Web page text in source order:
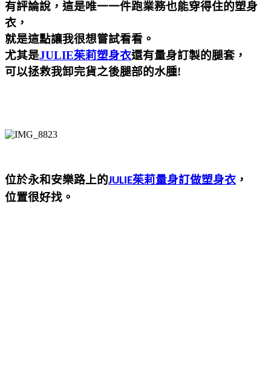
有評論說，這是唯一一件跑業務也能穿得住的塑身
衣，
就是這點讓我很想嘗試看看。
尤其是JULIE茱莉塑身衣還有量身訂製的腿套 ，
可以拯救我卸完貨之後腿部的水腫!
位於永和安樂路上的JULIE茱莉量身訂做塑身衣 ，
位置很好找。